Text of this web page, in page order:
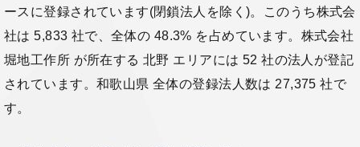
ースに登録されています(閉鎖法人を除く)。このうち株式会
社は 5,833 社で、全体の 48.3% を占めています。株式会社
堀地工作所 が所在する 北野 エリアには 52 社の法人が登記
されています。和歌山県 全体の登録法人数は 27,375 社で
す。